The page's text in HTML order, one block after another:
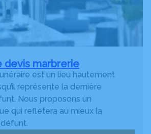
devis marbrerie
est un lieu hautement
représente la dernière
Nous proposons un
qui reflétera au mieux la